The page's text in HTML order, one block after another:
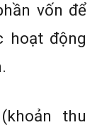
vốn để
hoạt động
thu